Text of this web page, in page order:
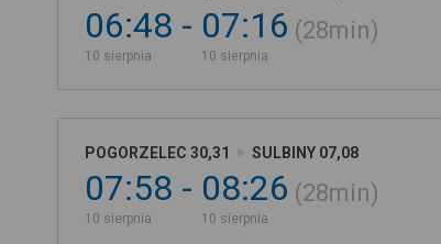
06:48
10 sierpnia
07:16
10 sierpnia
28min
POGORZELEC 30,31 SULBINY 07,08
07:58
10 sierpnia
08:26
10 sierpnia
28min